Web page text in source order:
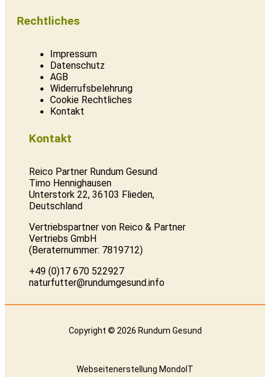
Rechtliches
Impressum
Datenschutz
AGB
Widerrufsbelehrung
Cookie Rechtliches
Kontakt
Kontakt
Reico Partner Rundum Gesund
Timo Hennighausen
Unterstork 22, 36103 Flieden,
Deutschland
Vertriebspartner von Reico & Partner
Vertriebs GmbH
(Beraternummer: 7819712)
+49 (0)17 670 522927
naturfutter@rundumgesund.info
Copyright © 2026 Rundum Gesund
Webseitenerstellung MondoIT